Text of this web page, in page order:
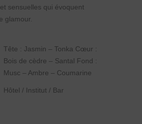
sensuelles qui évoquent
glamour.
Tête : Jasmin – Tonka Cœur :
Bois de cèdre – Santal Fond :
Musc – Ambre – Coumarine
Hôtel / Institut / Bar